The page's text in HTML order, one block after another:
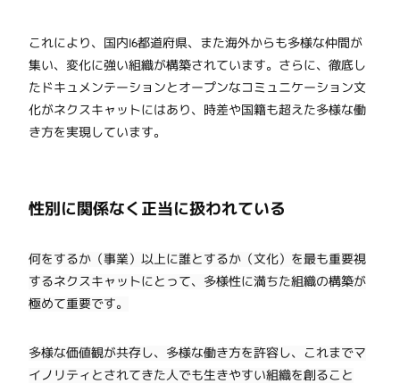
これにより、国内16都道府県、また海外からも多様な仲間が
集い、変化に強い組織が構築されています。さらに、徹底し
たドキュメンテーションとオープンなコミュニケーション文
化がネクスキャットにはあり、時差や国籍も超えた多様な働
き方を実現しています。
性別に関係なく正当に扱われている
何をするか（事業）以上に誰とするか（文化）を最も重要視
するネクスキャットにとって、多様性に満ちた組織の構築が
極めて重要です。
多様な価値観が共存し、多様な働き方を許容し、これまでマ
イノリティとされてきた人でも生きやすい組織を創ること